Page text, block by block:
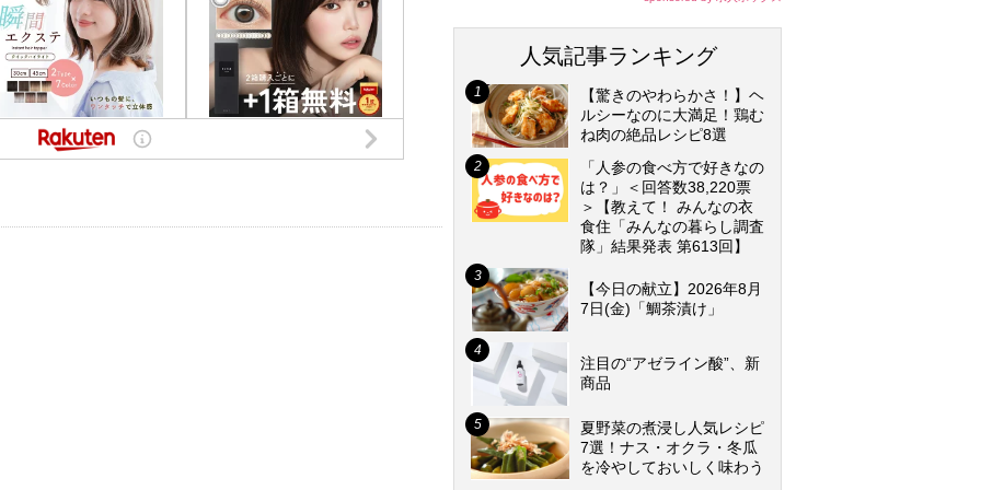
人気記事ランキング
【驚きのやわらかさ！】ヘ
ルシーなのに大満足！鶏む
ね肉の絶品レシピ8選
「人参の食べ方で好きなの
は？」＜回答数38,220票
＞【教えて！ みんなの衣
食住「みんなの暮らし調査
隊」結果発表 第613回】
【今日の献立】2026年8月
7日(金)「鯛茶漬け」
注目の“アゼライン酸”、新
商品
夏野菜の煮浸し人気レシピ
7選！ナス・オクラ・冬瓜
を冷やしておいしく味わう